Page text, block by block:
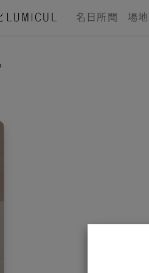
名日所聞 場